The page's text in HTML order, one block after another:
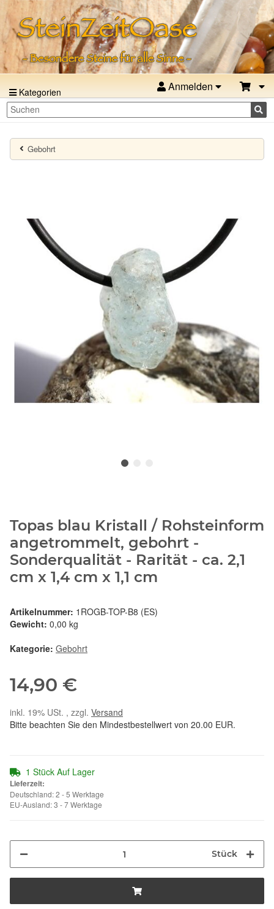
Kategorien Anmelden
Gebohrt
Topas blau Kristall / Rohsteinform
angetrommelt, gebohrt -
Sonderqualität - Rarität - ca. 2,1
cm x 1,4 cm x 1,1 cm
Artikelnummer: 1ROGB-TOP-B8 (ES)
Gewicht: 0,00 kg
Kategorie: Gebohrt
14,90 €
inkl. 19% USt. , zzgl. Versand
Bitte beachten Sie den Mindestbestellwert von 20.00 EUR.
1 Stück Auf Lager
Lieferzeit:
Deutschland: 2 - 5 Werktage
EU-Ausland: 3 - 7 Werktage
Stück